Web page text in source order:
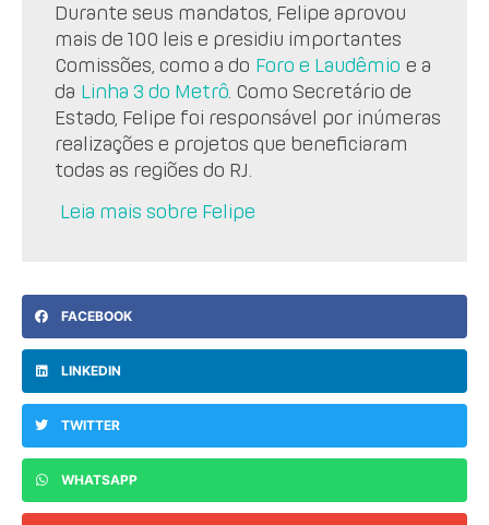
Durante seus mandatos, Felipe aprovou
mais de 100 leis e presidiu importantes
Comissões, como a do Foro e Laudêmio e a
da Linha 3 do Metrô . Como Secretário de
Estado, Felipe foi responsável por inúmeras
realizações e projetos que beneficiaram
todas as regiões do RJ.
Leia mais sobre Felipe
FACEBOOK
LINKEDIN
TWITTER
WHATSAPP